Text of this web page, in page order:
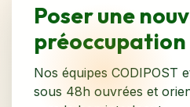
Poser une
préoccupation
Nos équipes CODIPOST
sous 48h ouvrées et